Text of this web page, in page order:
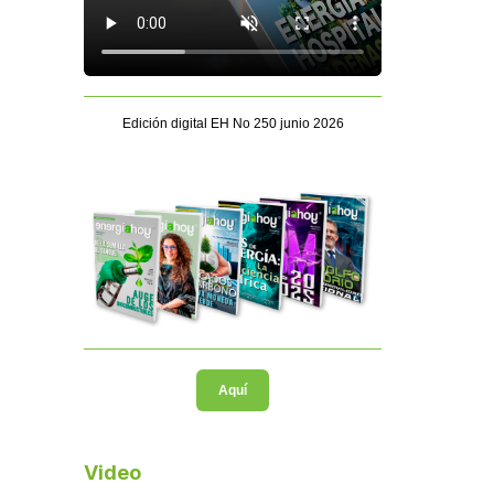
Edición digital EH No 250 junio 2026
Aquí
Video